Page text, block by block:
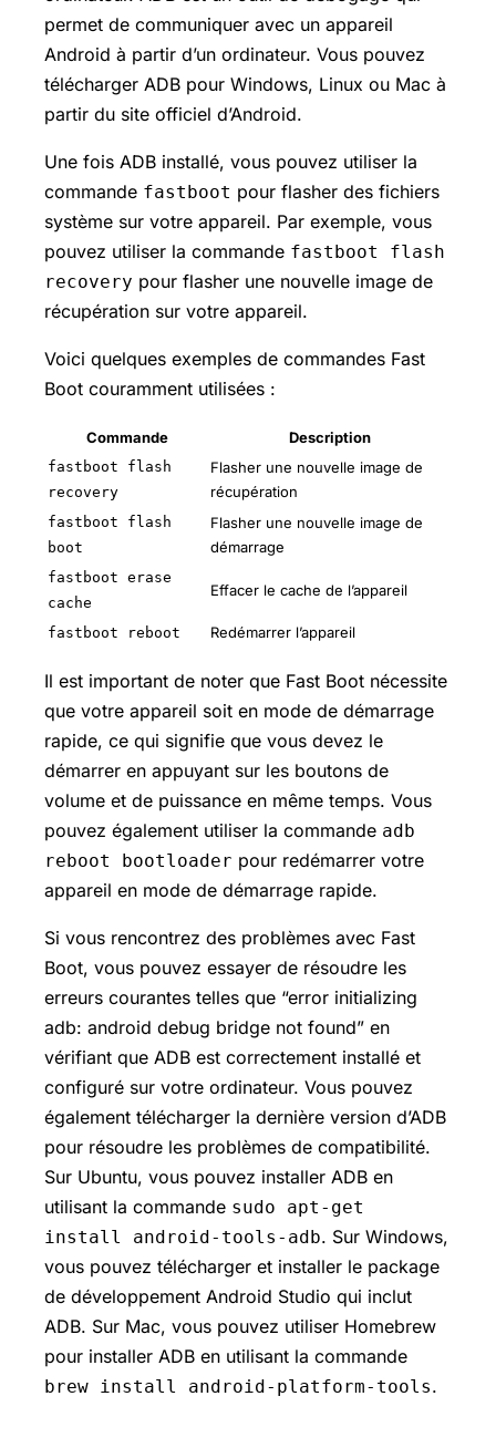
permet de communiquer avec un appareil
Android à partir d’un ordinateur. Vous pouvez
télécharger ADB pour Windows, Linux ou Mac à
partir du site officiel d’Android.
Une fois ADB installé, vous pouvez utiliser la
commande fastboot pour flasher des fichiers
système sur votre appareil. Par exemple, vous
pouvez utiliser la commande fastboot flash
recovery pour flasher une nouvelle image de
récupération sur votre appareil.
Voici quelques exemples de commandes Fast
Boot couramment utilisées :
Commande Description
fastboot flash
recovery
Flasher une nouvelle image de
récupération
fastboot flash
boot
Flasher une nouvelle image de
démarrage
fastboot erase
cache
Effacer le cache de l’appareil
fastboot reboot Redémarrer l’appareil
Il est important de noter que Fast Boot nécessite
que votre appareil soit en mode de démarrage
rapide, ce qui signifie que vous devez le
démarrer en appuyant sur les boutons de
volume et de puissance en même temps. Vous
pouvez également utiliser la commande adb
reboot bootloader pour redémarrer votre
appareil en mode de démarrage rapide.
Si vous rencontrez des problèmes avec Fast
Boot, vous pouvez essayer de résoudre les
erreurs courantes telles que “error initializing
adb: android debug bridge not found” en
vérifiant que ADB est correctement installé et
configuré sur votre ordinateur. Vous pouvez
également télécharger la dernière version d’ADB
pour résoudre les problèmes de compatibilité.
Sur Ubuntu, vous pouvez installer ADB en
utilisant la commande sudo apt-get
install android-tools-adb. Sur Windows,
vous pouvez télécharger et installer le package
de développement Android Studio qui inclut
ADB. Sur Mac, vous pouvez utiliser Homebrew
pour installer ADB en utilisant la commande
brew install android-platform-tools.